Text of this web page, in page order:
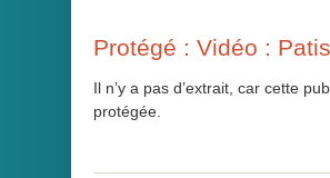
Protégé : Vidéo :
Il n’y a pas d’extrait, car cette
protégée.